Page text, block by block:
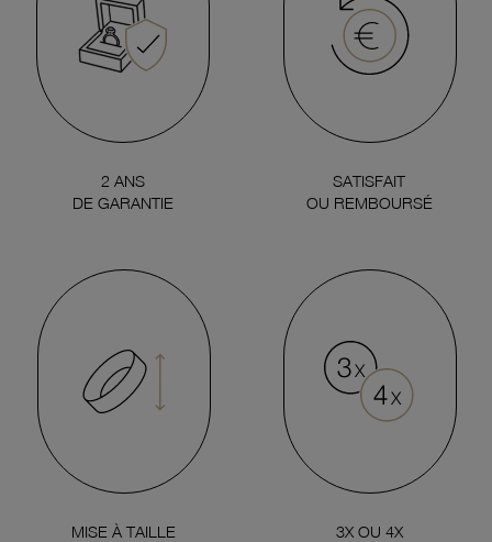
2 ANS
DE GARANTIE
SATISFAIT
OU REMBOURSÉ
MISE À TAILLE
3X OU 4X